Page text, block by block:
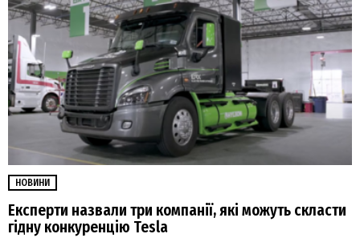
НОВИНИ
Експерти назвали три компанії, які можуть скласти
гідну конкуренцію Tesla